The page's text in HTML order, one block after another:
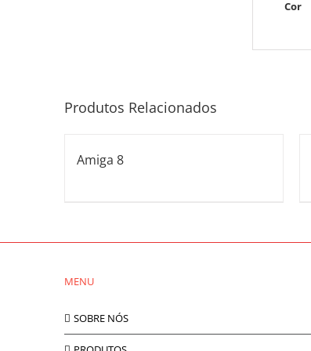
Cor
Produtos Relacionados
Amiga 8
MENU
SOBRE NÓS